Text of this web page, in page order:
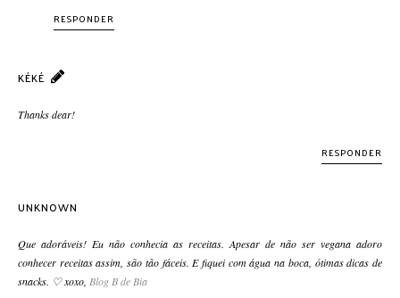
RESPONDER
KÉKÉ
Thanks dear!
RESPONDER
UNKNOWN
Que adoráveis! Eu não conhecia as receitas. Apesar de não ser vegana adoro
conhecer receitas assim, são tão fáceis. E fiquei com água na boca, ótimas dicas de
snacks. ♡ xoxo, Blog B de Bia